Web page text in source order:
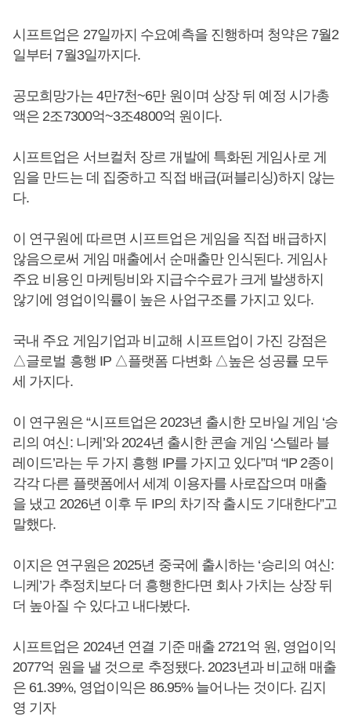
시프트업은 27일까지 수요예측을 진행하며 청약은 7월2
일부터 7월3일까지다.
공모희망가는 4만7천~6만 원이며 상장 뒤 예정 시가총
액은 2조7300억~3조4800억 원이다.
시프트업은 서브컬처 장르 개발에 특화된 게임사로 게
임을 만드는 데 집중하고 직접 배급(퍼블리싱)하지 않는
다.
이 연구원에 따르면 시프트업은 게임을 직접 배급하지
않음으로써 게임 매출에서 순매출만 인식된다. 게임사
주요 비용인 마케팅비와 지급수수료가 크게 발생하지
않기에 영업이익률이 높은 사업구조를 가지고 있다.
국내 주요 게임기업과 비교해 시프트업이 가진 강점은
△글로벌 흥행 IP △플랫폼 다변화 △높은 성공률 모두
세 가지다.
이 연구원은 “시프트업은 2023년 출시한 모바일 게임 ‘승
리의 여신: 니케’와 2024년 출시한 콘솔 게임 ‘스텔라 블
레이드’라는 두 가지 흥행 IP를 가지고 있다”며 “IP 2종이
각각 다른 플랫폼에서 세계 이용자를 사로잡으며 매출
을 냈고 2026년 이후 두 IP의 차기작 출시도 기대한다”고
말했다.
이지은 연구원은 2025년 중국에 출시하는 ‘승리의 여신:
니케’가 추정치보다 더 흥행한다면 회사 가치는 상장 뒤
더 높아질 수 있다고 내다봤다.
시프트업은 2024년 연결 기준 매출 2721억 원, 영업이익
2077억 원을 낼 것으로 추정됐다. 2023년과 비교해 매출
은 61.39%, 영업이익은 86.95% 늘어나는 것이다. 김지
영 기자